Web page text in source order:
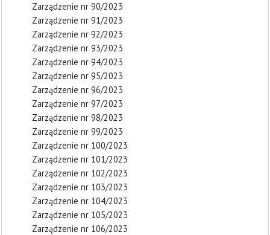
Zarządzenie nr 90/2023
Zarządzenie nr 91/2023
Zarządzenie nr 92/2023
Zarządzenie nr 93/2023
Zarządzenie nr 94/2023
Zarządzenie nr 95/2023
Zarządzenie nr 96/2023
Zarządzenie nr 97/2023
Zarządzenie nr 98/2023
Zarządzenie nr 99/2023
Zarządzenie nr 100/2023
Zarządzenie nr 101/2023
Zarządzenie nr 102/2023
Zarządzenie nr 103/2023
Zarządzenie nr 104/2023
Zarządzenie nr 105/2023
Zarządzenie nr 106/2023